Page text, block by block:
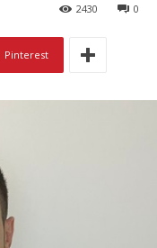
0
2430
Pinterest